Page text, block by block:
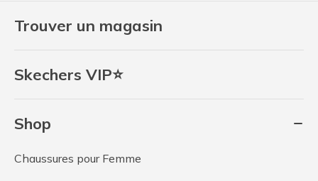
Trouver un magasin
Skechers VIP⭐
Shop
Chaussures pour Femme